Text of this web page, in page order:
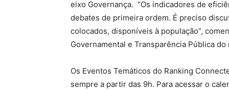
eixo Governança. “Os indicadores de
debates de primeira ordem. É preciso
colocados, disponíveis à população”,
Governamental e Transparência Pública
Os Eventos Temáticos do Ranking
sempre a partir das 9h. Para acessar o